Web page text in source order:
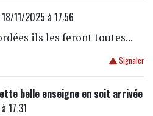
11/2025 à 17:56
ils les feront toutes...
Signaler
belle enseigne en soit arrivée
17:31